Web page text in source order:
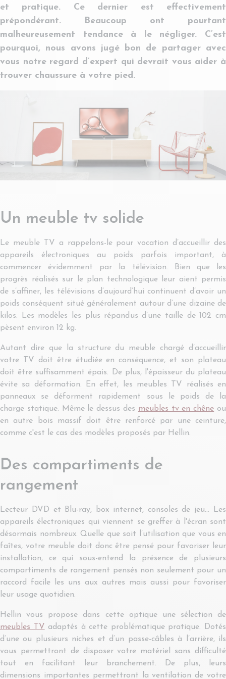
et pratique. Ce dernier est effectivement
prépondérant. Beaucoup ont pourtant
malheureusement tendance à le négliger. C’est
pourquoi, nous avons jugé bon de partager avec
vous notre regard d’expert qui devrait vous aider à
trouver chaussure à votre pied.
Un meuble tv solide
Le meuble TV a rappelons-le pour vocation d’accueillir des
appareils électroniques au poids parfois important, à
commencer évidemment par la télévision. Bien que les
progrès réalisés sur le plan technologique leur aient permis
de s’affiner, les télévisions d’aujourd’hui continuent d’avoir un
poids conséquent situé généralement autour d’une dizaine de
kilos. Les modèles les plus répandus d’une taille de 102 cm
pèsent environ 12 kg.
Autant dire que la structure du meuble chargé d’accueillir
votre TV doit être étudiée en conséquence, et son plateau
doit être suffisamment épais. De plus, l'épaisseur du plateau
évite sa déformation. En effet, les meubles TV réalisés en
panneaux se déforment rapidement sous le poids de la
charge statique. Même le dessus des meubles tv en chêne ou
en autre bois massif doit être renforcé par une ceinture,
comme c'est le cas des modèles proposés par Hellin.
Des compartiments de
rangement
Lecteur DVD et Blu-ray, box internet, consoles de jeu… Les
appareils électroniques qui viennent se greffer à l'écran sont
désormais nombreux. Quelle que soit l’utilisation que vous en
faîtes, votre meuble doit donc être pensé pour favoriser leur
installation, ce qui sous-entend la présence de plusieurs
compartiments de rangement pensés non seulement pour un
raccord facile les uns aux autres mais aussi pour favoriser
leur usage quotidien.
Hellin vous propose dans cette optique une sélection de
meubles TV adaptés à cette problématique pratique. Dotés
d’une ou plusieurs niches et d’un passe-câbles à l’arrière, ils
vous permettront de disposer votre matériel sans difficulté
tout en facilitant leur branchement. De plus, leurs
dimensions importantes permettront la ventilation de votre